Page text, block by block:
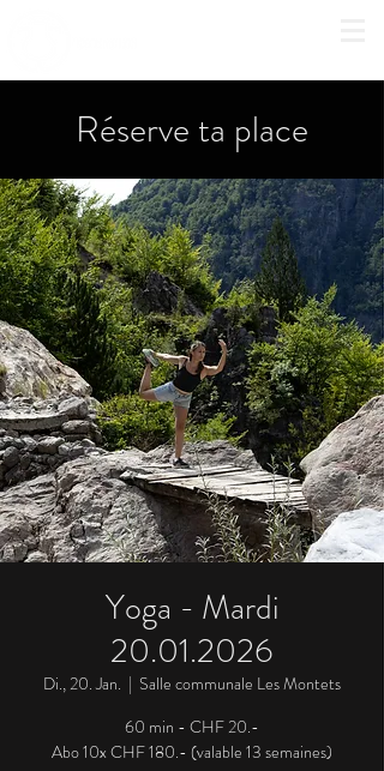
Réserve ta place
Yoga - Mardi
20.01.2026
Di., 20. Jan.
  |
Salle communale Les Montets
60 min - CHF 20.-
Abo 10x CHF 180.- (valable 13 semaines)